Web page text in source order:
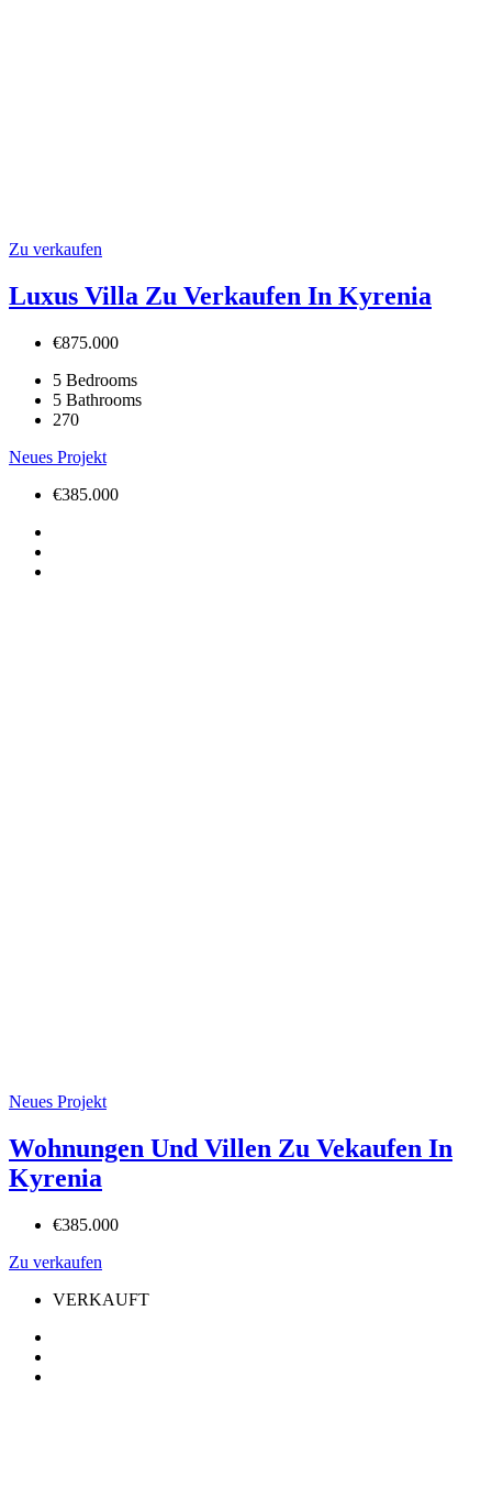
Zu verkaufen
Luxus Villa Zu Verkaufen In Kyrenia
€875.000
5 Bedrooms
5 Bathrooms
270
Neues Projekt
€385.000
Neues Projekt
Wohnungen Und Villen Zu Vekaufen In
Kyrenia
€385.000
Zu verkaufen
VERKAUFT